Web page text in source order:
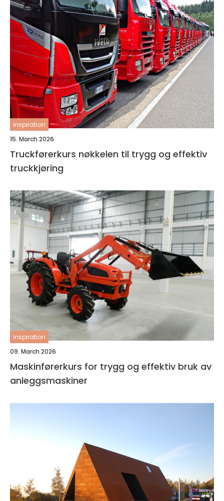
inspiration
15. March 2026
Truckførerkurs nøkkelen til trygg og effektiv
truckkjøring
inspiration
09. March 2026
Maskinførerkurs for trygg og effektiv bruk av
anleggsmaskiner